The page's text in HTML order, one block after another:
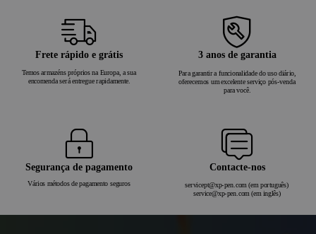
Frete rápido e grátis
Temos armazéns próprios na Europa, a sua
encomenda será entregue rapidamente.
3 anos de garantia
Para garantir a funcionalidade do uso diário,
oferecemos um excelente serviço pós-venda
para você.
Segurança de pagamento
Vários métodos de pagamento seguros
Contacte-nos
servicept@xp-pen.com (em português)
service@xp-pen.com (em inglês)